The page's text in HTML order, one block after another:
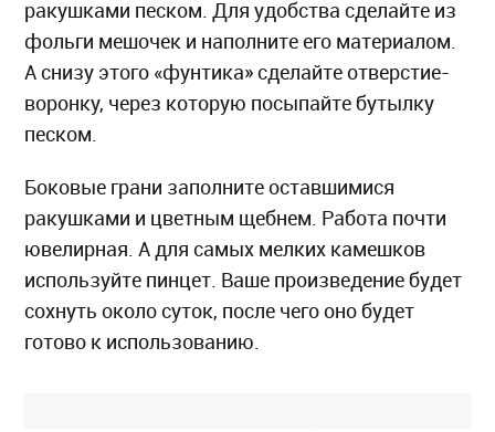
ракушками песком. Для удобства сделайте из
фольги мешочек и наполните его материалом.
А снизу этого «фунтика» сделайте отверстие-
воронку, через которую посыпайте бутылку
песком.
Боковые грани заполните оставшимися
ракушками и цветным щебнем. Работа почти
ювелирная. А для самых мелких камешков
используйте пинцет. Ваше произведение будет
сохнуть около суток, после чего оно будет
готово к использованию.